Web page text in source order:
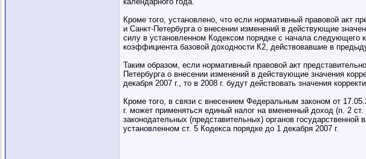
Кроме того, установлено, что если нормативный правовой акт
и Санкт-Петербурга о внесении изменений в действующие
силу в установленном Кодексом порядке с начала следующего
коэффициента базовой доходности К2, действовавшие в
Таким образом, если нормативный правовой акт
Петербурга о внесении изменений в действующие значения
декабря 2007 г., то в 2008 г. будут действовать значения
Кроме того, в связи с внесением Федеральным законом от
г. может применяться единый налог на вмененный доход (п. 2
законодательных (представительных) органов
установленном ст. 5 Кодекса порядке до 1 декабря 2007 г.